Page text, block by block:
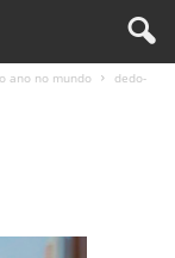
ano no mundo
dedo-